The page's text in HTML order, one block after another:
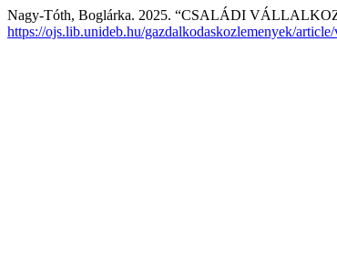
Nagy-Tóth, Boglárka. 2025. “CSALÁDI
https://ojs.lib.unideb.hu/gazdalkodaskozlemenyek/